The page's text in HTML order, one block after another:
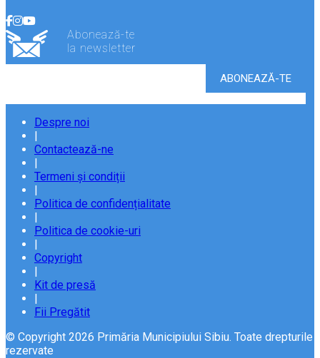
Abonează-te
la newsletter
Despre noi
|
Contactează-ne
|
Termeni și condiții
|
Politica de confidențialitate
|
Politica de cookie-uri
|
Copyright
|
Kit de presă
|
Fii Pregătit
© Copyright 2026 Primăria Municipiului Sibiu. Toate drepturile
rezervate